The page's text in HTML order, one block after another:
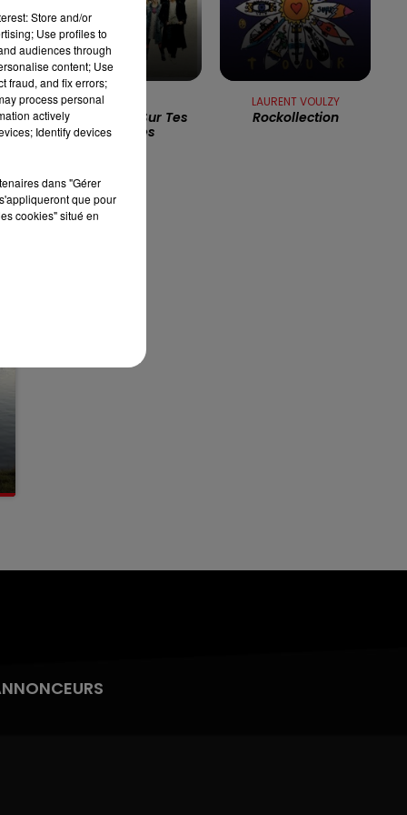
10h00 - 12h00
RDL WEEKEND
Mes Mains Sur Tes
Hanches
LAURENT VOULZY
Rockollection
Store and/or
Use profiles to
audiences through
content; Use
fraud, and fix errors;
process personal
actively
Identify devices
dans "Gérer
que pour
cookies" situé en